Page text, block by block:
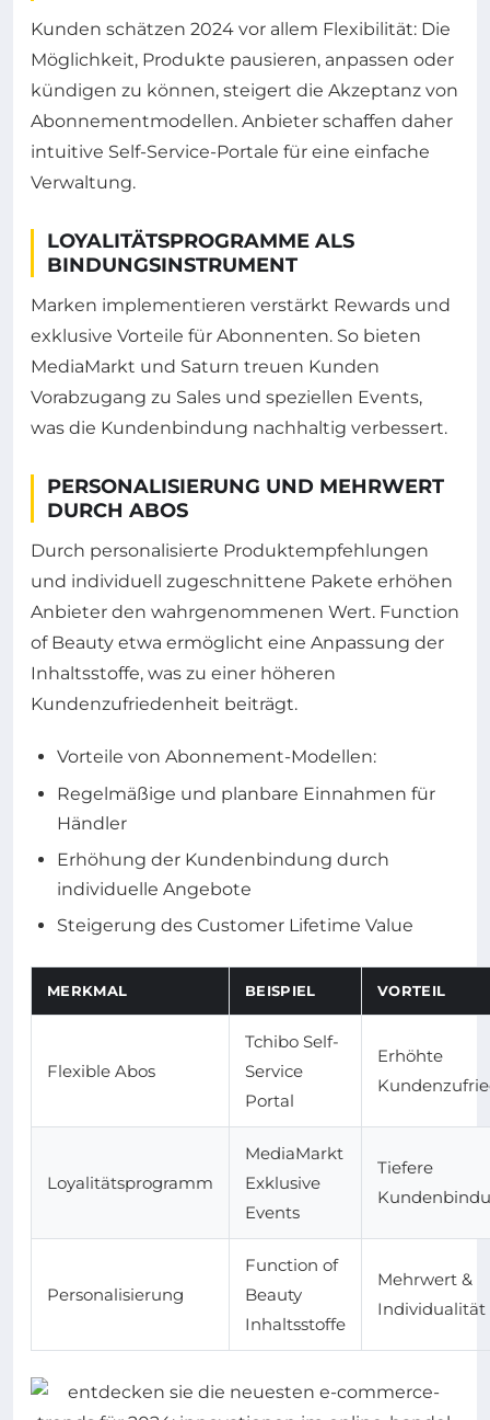
Kunden schätzen 2024 vor allem Flexibilität: Die
Möglichkeit, Produkte pausieren, anpassen oder
kündigen zu können, steigert die Akzeptanz von
Abonnementmodellen. Anbieter schaffen daher
intuitive Self-Service-Portale für eine einfache
Verwaltung.
LOYALITÄTSPROGRAMME ALS
BINDUNGSINSTRUMENT
Marken implementieren verstärkt Rewards und
exklusive Vorteile für Abonnenten. So bieten
MediaMarkt und Saturn treuen Kunden
Vorabzugang zu Sales und speziellen Events,
was die Kundenbindung nachhaltig verbessert.
PERSONALISIERUNG UND MEHRWERT
DURCH ABOS
Durch personalisierte Produktempfehlungen
und individuell zugeschnittene Pakete erhöhen
Anbieter den wahrgenommenen Wert. Function
of Beauty etwa ermöglicht eine Anpassung der
Inhaltsstoffe, was zu einer höheren
Kundenzufriedenheit beiträgt.
Vorteile von Abonnement-Modellen:
Regelmäßige und planbare Einnahmen für
Händler
Erhöhung der Kundenbindung durch
individuelle Angebote
Steigerung des Customer Lifetime Value
MERKMAL BEISPIEL VORTEIL
Flexible Abos
Tchibo Self-
Service
Portal
Erhöhte
Loyalitätsprogramm
MediaMarkt
Exklusive
Events
Tiefere
Personalisierung
Function of
Beauty
Inhaltsstoffe
Mehrwert &
Individualität